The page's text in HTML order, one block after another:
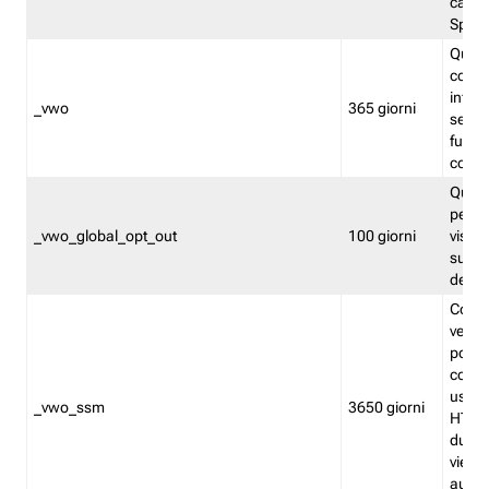
Split
_vwo 365 giorni
_vwo_global_opt_out 100 giorni
su
_vwo_ssm 3650 giorni
viene